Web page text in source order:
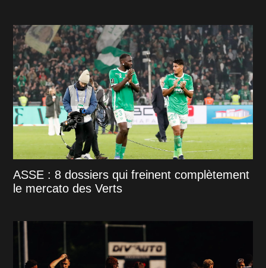
ASSE : 8 dossiers qui freinent complètement
le mercato des Verts